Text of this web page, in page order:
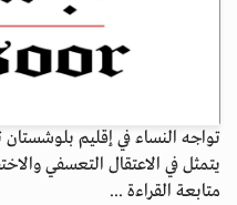
تواجه النساء في إقليم
يتمثل في الاعتقال التعسفي
متابعة القراءة ...